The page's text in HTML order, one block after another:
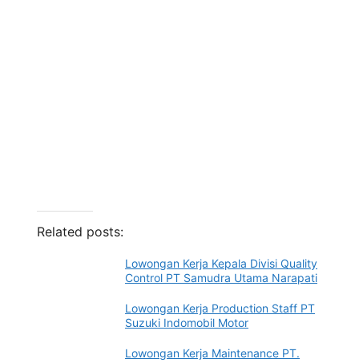
Related posts:
Lowongan Kerja Kepala Divisi Quality
Control PT Samudra Utama Narapati
Lowongan Kerja Production Staff PT
Suzuki Indomobil Motor
Lowongan Kerja Maintenance PT.